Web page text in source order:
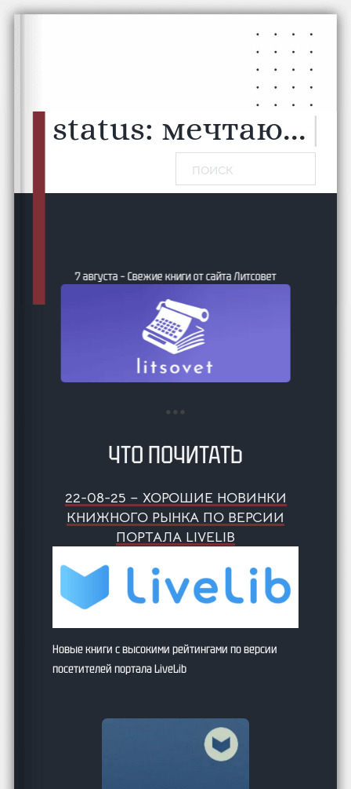
Перейти к основному содержанию
Перейти к нижнему колонтитулу
status: мечтаю... |
Поиск
7 августа – Свежие книги от сайта Литсовет
ЧТО ПОЧИТАТЬ
22-08-25 – ХОРОШИЕ НОВИНКИ
КНИЖНОГО РЫНКА ПО ВЕРСИИ
ПОРТАЛА LIVELIB
Новые книги с высокими рейтингами по версии
посетителей портала LiveLib